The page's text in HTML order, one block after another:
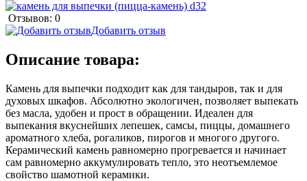
Отзывов: 0
Добавить отзыв
Описание товара:
Камень для выпечки подходит как для тандыров, так и для
духовых шкафов. Абсолютно экологичен, позволяет выпекать
без масла, удобен и прост в обращении. Идеален для
выпекания вкуснейших лепешек, самсы, пиццы, домашнего
ароматного хлеба, рогаликов, пирогов и многого другого.
Керамический камень равномерно прогревается и начинает
сам равномерно аккумулировать тепло, это неотъемлемое
свойство шамотной керамики.